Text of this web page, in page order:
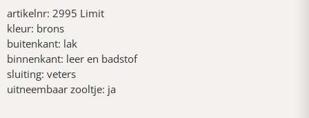
artikelnr: 2995 Limit
kleur: brons
buitenkant: lak
binnenkant: leer en badstof
sluiting: veters
uitneembaar zooltje: ja